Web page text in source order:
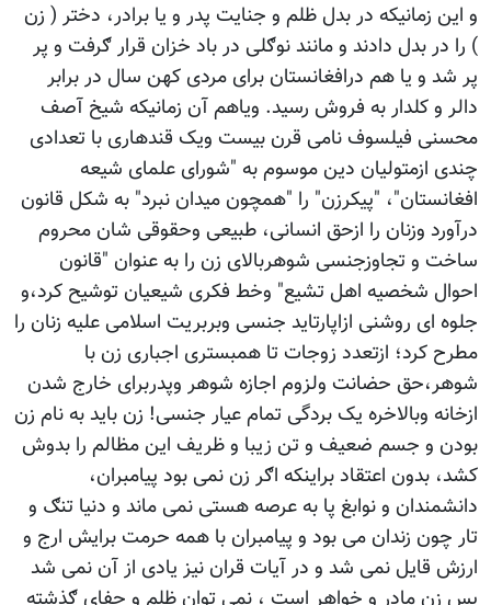
و این زمانیکه در بدل ظلم و جنایت پدر و یا برادر، دختر ( زن
) را در بدل دادند و مانند نوګلی در باد خزان قرار ګرفت و پر
پر شد و یا هم درافغانستان برای مردی کهن سال در برابر
دالر و کلدار به فروش رسید. ویاهم آن زمانیکه شیخ آصف
محسنی فیلسوف نامی قرن بیست ویک قندهاری با تعدادی
چندی ازمتولیان دین موسوم به "شورای علمای شیعه
افغانستان"، "پیکرزن" را "همچون میدان نبرد" به شکل قانون
درآورد وزنان را ازحق انسانی، طبیعی وحقوقی شان محروم
ساخت و تجاوزجنسی شوهربالای زن را به عنوان "قانون
احوال شخصیه اهل تشیع" وخط فکری شیعیان توشیح کرد،و
جلوه ای روشنی ازاپارتاید جنسی وبربریت اسلامی علیه زنان را
مطرح کرد؛ ازتعدد زوجات تا همبستری اجباری زن با
شوهر،حق حضانت ولزوم اجازه شوهر وپدربرای خارج شدن
ازخانه وبالاخره یک بردگی تمام عیار جنسی! زن باید به نام زن
بودن و جسم ضعیف و تن زیبا و ظریف این مظالم را بدوش
کشد، بدون اعتقاد براینکه اګر زن نمی بود پیامبران،
دانشمندان و نوابغ پا به عرصه هستی نمی ماند و دنیا تنګ و
تار چون زندان می بود و پیامبران با همه حرمت برایش ارج و
ارزش قایل نمی شد و در آیات قران نیز یادی از آن نمی شد